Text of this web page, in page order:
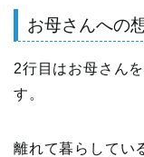
お母さんへの
2行目はお母さん
す。
離れて暮らしてい